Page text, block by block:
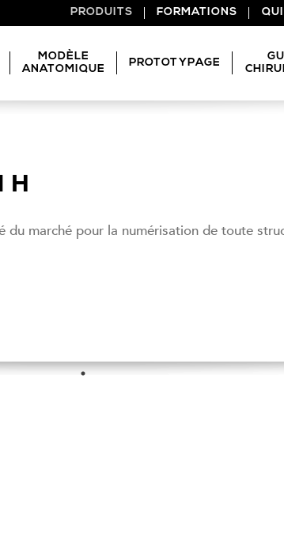
PRODUITS
Bras robotiques
FORMATIONS
MODÈLE
ANATOMIQUE
PROTOTYPAGE
H
marché pour la numérisation de toute